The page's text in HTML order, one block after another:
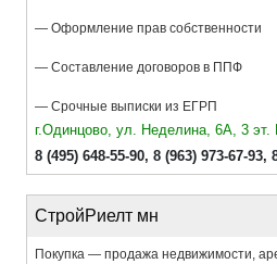
— Оформление прав собственности
— Составление договоров в ППФ
— Срочные выписки из ЕГРП
г.Одинцово, ул. Неделина, 6А, 3 эт.
8 (495) 648-55-90, 8 (963) 973-67-93,
СтройРиелт мн
Покупка — продажа недвижимости,